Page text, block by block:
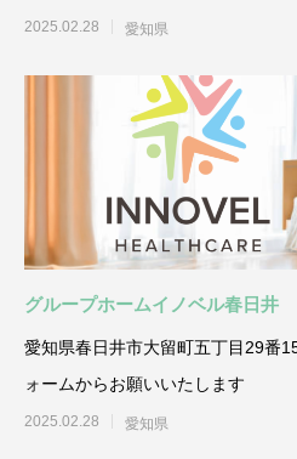
2025.02.28 愛知県
グループホームイノベル春日井
愛知県春日井市大留町五丁目29番
ォームからお願いいたします
2025.02.28 愛知県